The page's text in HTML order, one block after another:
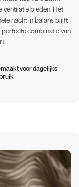
ventilatie bieden. Het
nacht in balans blijft
combinatie van
voor dagelijks